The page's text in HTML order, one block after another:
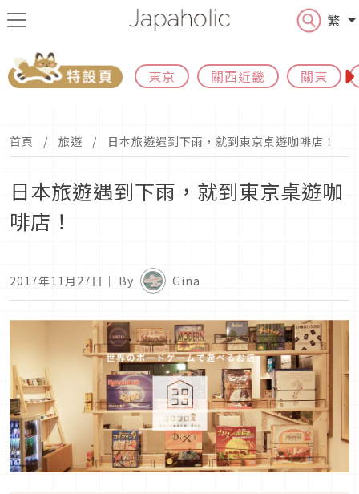
繁
東京 關西近畿 關東
首頁 旅遊 日本旅遊遇到下雨，就到東京桌遊咖啡店！
日本旅遊遇到下雨，就到東京桌遊咖
啡店！
2017年11月27日 ｜ By Gina